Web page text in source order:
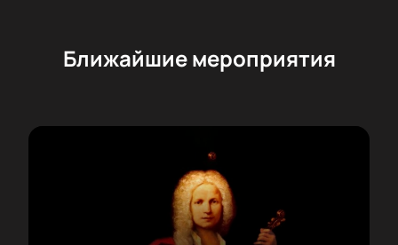
Ближайшие мероприятия